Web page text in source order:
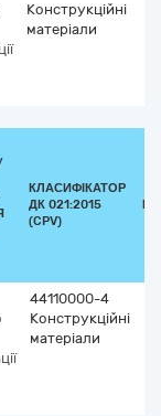
Конструкційні
матеріали
КЛАСИФІКАТОР
ДК 021:2015
(CPV)
44110000-4
Конструкційні
матеріали